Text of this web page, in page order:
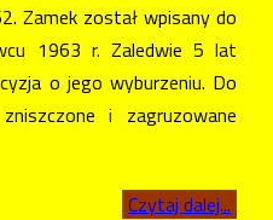
Zamek został wpisany do
1963 r. Zaledwie 5 lat
o jego wyburzeniu. Do
i zagruzowane
Czytaj dalej...